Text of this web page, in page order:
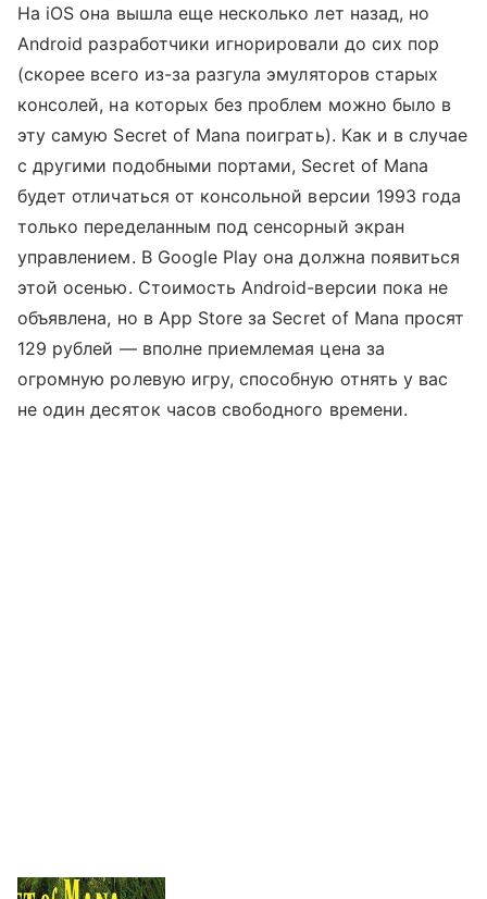
На iOS она вышла еще несколько лет назад, но
Android разработчики игнорировали до сих пор
(скорее всего из-за разгула эмуляторов старых
консолей, на которых без проблем можно было в
эту самую Secret of Mana поиграть). Как и в случае
с другими подобными портами, Secret of Mana
будет отличаться от консольной версии 1993 года
только переделанным под сенсорный экран
управлением. В Google Play она должна появиться
этой осенью. Стоимость Android-версии пока не
объявлена, но в App Store за Secret of Mana просят
129 рублей — вполне приемлемая цена за
огромную ролевую игру, способную отнять у вас
не один десяток часов свободного времени.